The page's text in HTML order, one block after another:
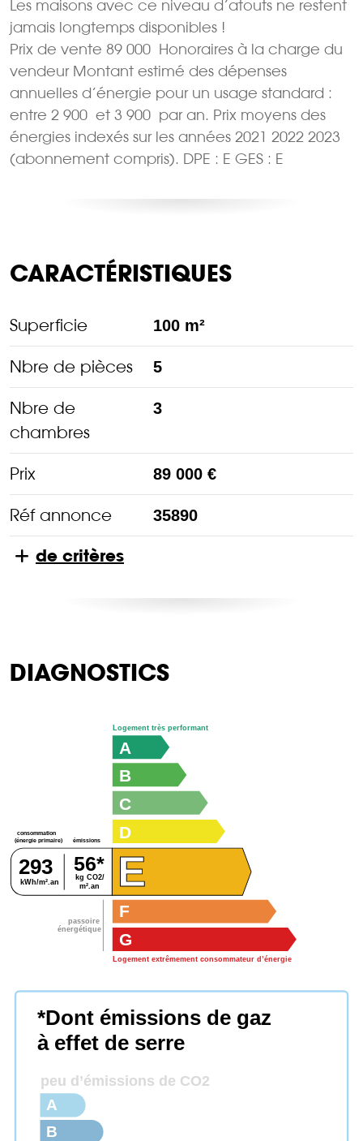
Les maisons avec ce niveau d’atouts ne restent
jamais longtemps disponibles !
Prix de vente 89 000  Honoraires à la charge du
vendeur Montant estimé des dépenses
annuelles d’énergie pour un usage standard :
entre 2 900  et 3 900  par an. Prix moyens des
énergies indexés sur les années 2021 2022 2023
(abonnement compris). DPE : E GES : E
CARACTÉRISTIQUES
Superficie 100 m²
Nbre de pièces 5
Nbre de
chambres
3
Prix 89 000 €
Réf annonce 35890
de critères
DIAGNOSTICS
passoire
énergétique
consommation
(énergie primaire) émissions
kg CO2/
m².an
kWh/m².an
293 56*
G
Logement extrêmement consommateur d’énergie
F
E
D
C
B
A
Logement très performant
*Dont émissions de gaz
à effet de serre
peu d’émissions de CO2
B
A